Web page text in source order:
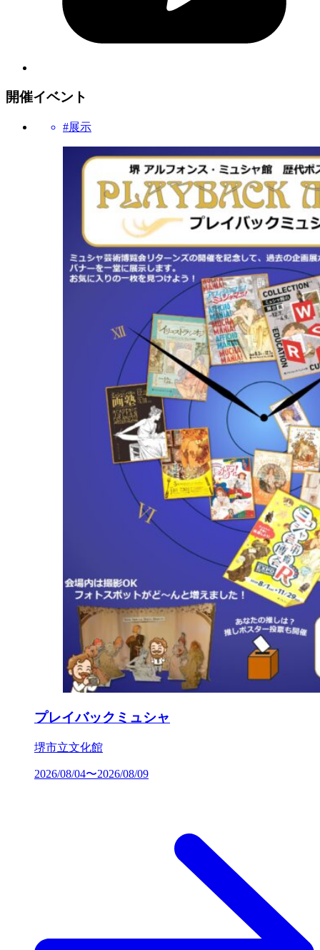
開催イベント
#展示
プレイバックミュシャ
堺市立文化館
2026/08/04〜2026/08/09